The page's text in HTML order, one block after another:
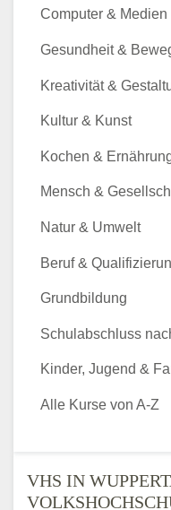
VHS IN
Computer & Medien
Gesundheit &
Kreativität &
Kultur & Kunst
Kochen &
Mensch &
Natur & Umwelt
Beruf &
Grundbildung
Schulabschluss
Kinder, Jugend &
Alle Kurse von A-Z